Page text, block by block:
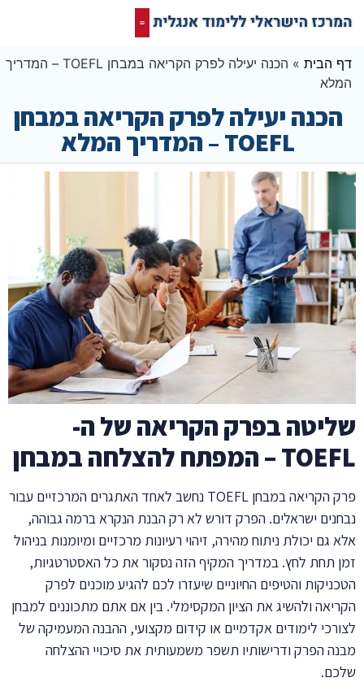
דף הבית»
הכנה יעילה לפרק הקריאה במבחן TOEFL – המדריך
המלא
הכנה יעילה לפרק הקריאה במבחן
TOEFL – המדריך המלא
שליטה בפרק הקריאה של ה-
TOEFL – המפתח להצלחה במבחן
פרק הקריאה במבחן TOEFL נחשב לאחד האתגרים המרכזיים עבור
נבחנים ישראלים. הפרק דורש לא רק הבנת הנקרא ברמה גבוהה,
אלא גם יכולת ניתוח מהירה, זיהוי רעיונות מרכזיים ומיומנות בניהול
זמן תחת לחץ. במדריך המקיף הזה נסקור את כל האסטרטגיות,
הטכניקות והטיפים החיוניים שיעזרו לכם להגיע מוכנים לפרק
הקריאה ולהשיג את הציון המקסימלי. בין אם אתם מתכוננים למבחן
לצורכי לימודים אקדמיים או קידום מקצועי, ההבנה המעמיקה של
מבנה הפרק ודרישותיו תשפר משמעותית את סיכויי ההצלחה
שלכם.